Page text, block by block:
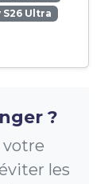
S26 Ultra
?
votre
les